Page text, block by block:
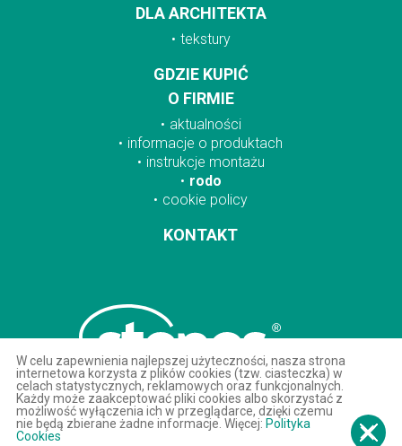
DLA ARCHITEKTA
tekstury
GDZIE KUPIĆ
O FIRMIE
aktualności
informacje o produktach
instrukcje montażu
rodo
cookie policy
KONTAKT
W celu zapewnienia najlepszej użyteczności, nasza strona
internetowa korzysta z plików cookies (tzw. ciasteczka) w
celach statystycznych, reklamowych oraz funkcjonalnych.
Każdy może zaakceptować pliki cookies albo skorzystać z
możliwość wyłączenia ich w przeglądarce, dzięki czemu
nie będą zbierane żadne informacje. Więcej: Polityka
Cookies